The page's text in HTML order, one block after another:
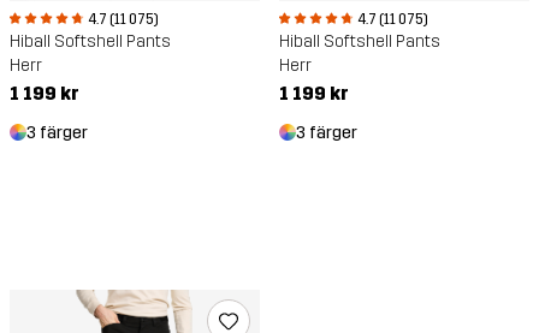
4.7 (11 075)
Hiball Softshell Pants
Herr
1 199 kr
3 färger
4.7 (11 075)
Hiball Softshell Pants
Herr
1 199 kr
3 färger